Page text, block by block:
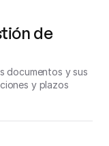
de
documentos y sus
y plazos